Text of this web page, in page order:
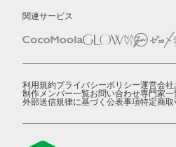
関連サービス
利用規約プライバシーポリシー運営会社
制作メンバー一覧お問い合わせ専門家一
外部送信規律に基づく公表事項特定商取